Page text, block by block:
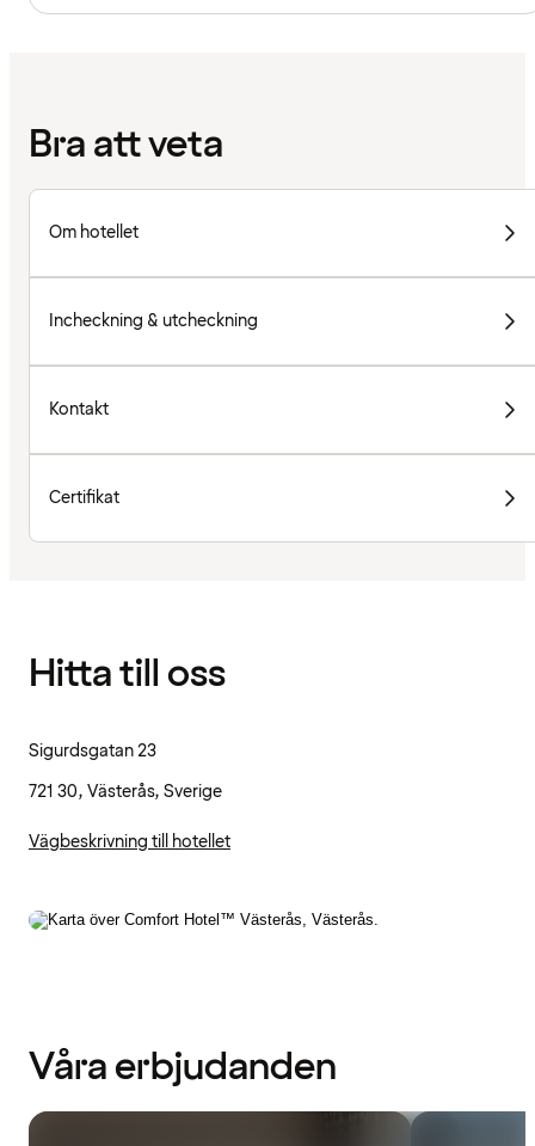
Bra att veta
Om hotellet
Incheckning & utcheckning
Kontakt
Certifikat
Hitta till oss
Sigurdsgatan 23
721 30, Västerås, Sverige
Vägbeskrivning till hotellet
Våra erbjudanden